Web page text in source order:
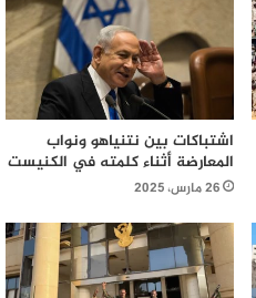
اشتباكات بين نتنياهو ونواب
المعارضة أثناء كلمته في الكنيست
26 مارس، 2025